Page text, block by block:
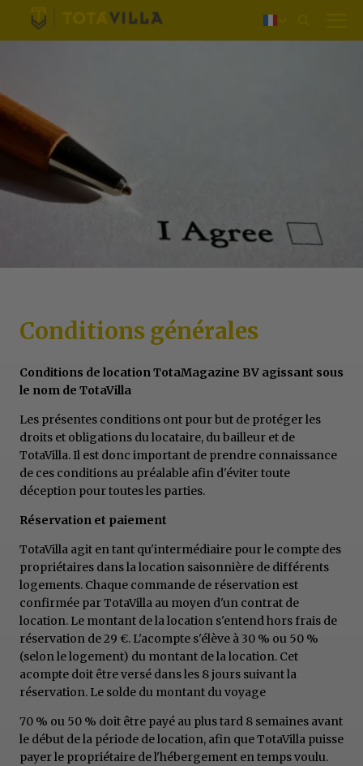
Login
Conditions générales
Conditions de location TotaMagazine BV agissant sous
le nom de TotaVilla
Les présentes conditions ont pour but de protéger les
droits et obligations du locataire, du bailleur et de
TotaVilla. Il est donc important de prendre connaissance
de ces conditions au préalable afin d'éviter toute
déception pour toutes les parties.
Réservation et paiement
TotaVilla agit en tant qu'intermédiaire pour le compte des
propriétaires dans la location saisonnière de différents
logements. Chaque commande de réservation est
confirmée par TotaVilla au moyen d'un contrat de
location. Le montant de la location s'entend hors frais de
réservation de 29 €. L'acompte s'élève à 30 % ou 50 %
(selon le logement) du montant de la location. Cet
acompte doit être versé dans les 8 jours suivant la
réservation. Le solde du montant du voyage
70 % ou 50 % doit être payé au plus tard 8 semaines avant
le début de la période de location, afin que TotaVilla puisse
payer le propriétaire de l'hébergement en temps voulu.